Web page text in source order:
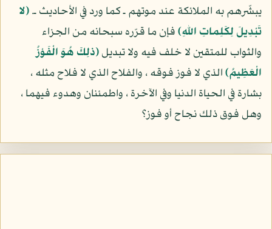
يبشّرهم به الملائكة عند موتهم ـ كما ورد في الأحاديث ـ.(لا
تَبْدِيلَ لِكَلِماتِ اللهِ)فإن ما قرّره سبحانه من الجزاء
والثواب للمتقين لا خلف فيه ولا تبديل(ذلِكَ هُوَ الْفَوْزُ
الْعَظِيمُ)الذي لا فوز فوقه ، والفلاح الذي لا فلاح مثله ،
بشارة في الحياة الدنيا وفي الآخرة ، واطمئنان وهدوء فيهما ،
وهل فوق ذلك نجاح أو فوز؟